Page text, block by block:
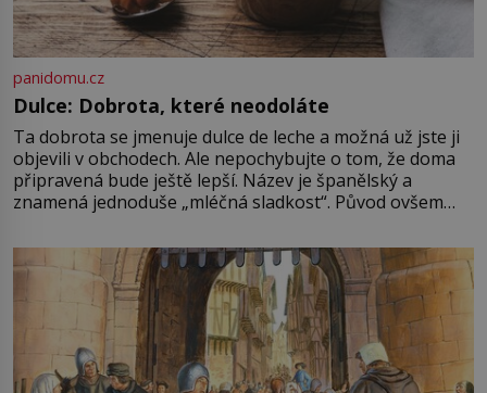
panidomu.cz
Dulce: Dobrota, které neodoláte
Ta dobrota se jmenuje dulce de leche a možná už jste ji
objevili v obchodech. Ale nepochybujte o tom, že doma
připravená bude ještě lepší. Název je španělský a
znamená jednoduše „mléčná sladkost“. Původ ovšem
pře hned několik latinskoamerických zemí a k tomu
Francie, kde se traduje,